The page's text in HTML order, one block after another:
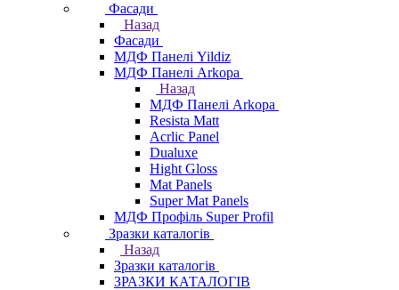
Фасади
Назад
Фасади
МДФ Панелі Yildiz
МДФ Панелі Arkopa
Назад
МДФ Панелі Arkopa
Resista Matt
Acrlic Panel
Dualuxe
Hight Gloss
Mat Panels
Super Mat Panels
МДФ Профіль Super Profil
Зразки каталогів
Назад
Зразки каталогів
ЗРАЗКИ КАТАЛОГІВ